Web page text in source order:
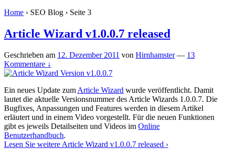
Home › SEO Blog › Seite 3
Article Wizard v1.0.0.7 released
Geschrieben am 12. Dezember 2011 von Hirnhamster — 13
Kommentare ↓
Ein neues Update zum Article Wizard wurde veröffentlicht. Damit
lautet die aktuelle Versionsnummer des Article Wizards 1.0.0.7. Die
Bugfixes, Anpassungen und Features werden in diesem Artikel
erläutert und in einem Video vorgestellt. Für die neuen Funktionen
gibt es jeweils Detailseiten und Videos im Online
Benutzerhandbuch.
Lesen Sie weitere Article Wizard v1.0.0.7 released ›